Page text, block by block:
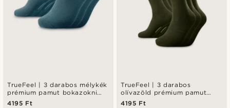
TrueFeel | 3 darabos mélykék
prémium pamut bokazokni
szett
4195 Ft
TrueFeel | 3 darabos
olívazöld prémium pamut
zokni szett
4195 Ft